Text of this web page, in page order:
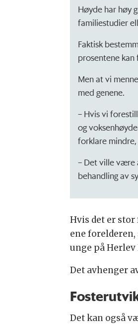
Høyde har høy
familiestudier
Faktisk
prosentene kan
Men at vi
med genene.
– Hvis vi
og
forklare mindre,
– Det ville være
behandling av
Hvis det er
ene forelderen,
unge på
Det avhenger
Det kan også